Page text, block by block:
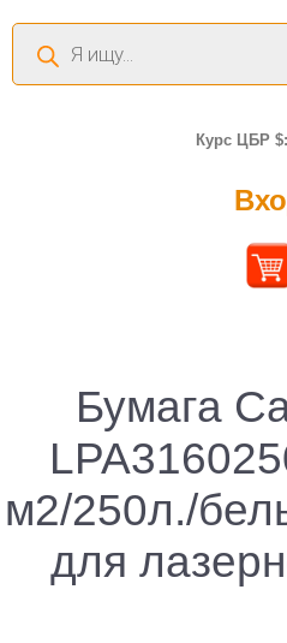
Поиск
товаров
Курс ЦБР
Бумага
м2/250л./
для